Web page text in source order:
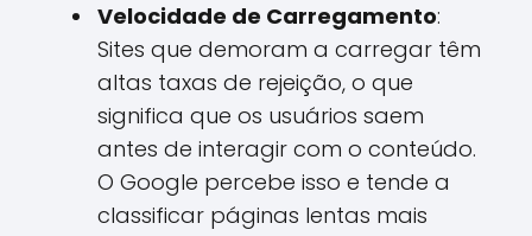
Velocidade de Carregamento:
Sites que demoram a carregar têm
altas taxas de rejeição, o que
significa que os usuários saem
antes de interagir com o conteúdo.
O Google percebe isso e tende a
classificar páginas lentas mais